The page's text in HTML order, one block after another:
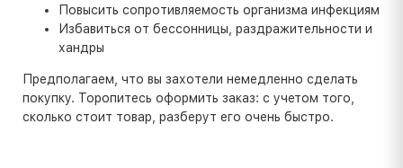
Повысить сопротивляемость организма инфекциям
Избавиться от бессонницы, раздражительности и
хандры
Предполагаем, что вы захотели немедленно сделать
покупку. Торопитесь оформить заказ: с учетом того,
сколько стоит товар, разберут его очень быстро.